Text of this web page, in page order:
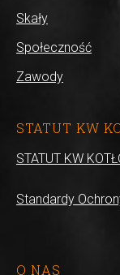
Skały
Społeczność
Zawody
STATUT KW
STATUT KW
Standardy
O NAS